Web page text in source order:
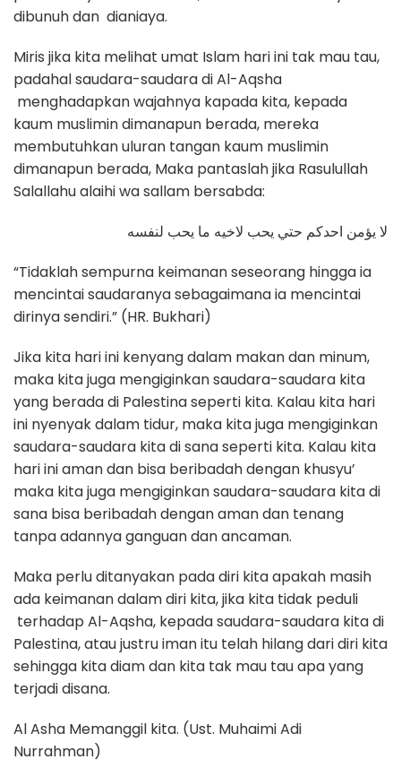
dibunuh dan dianiaya.
Miris jika kita melihat umat Islam hari ini tak mau tau,
padahal saudara-saudara di Al-Aqsha
menghadapkan wajahnya kapada kita, kepada
kaum muslimin dimanapun berada, mereka
membutuhkan uluran tangan kaum muslimin
dimanapun berada, Maka pantaslah jika Rasulullah
Salallahu alaihi wa sallam bersabda:
لا يؤمن احدكم حتي يحب لاخيه ما يحب لنفسه
“Tidaklah sempurna keimanan seseorang hingga ia
mencintai saudaranya sebagaimana ia mencintai
dirinya sendiri.” (HR. Bukhari)
Jika kita hari ini kenyang dalam makan dan minum,
maka kita juga mengiginkan saudara-saudara kita
yang berada di Palestina seperti kita. Kalau kita hari
ini nyenyak dalam tidur, maka kita juga mengiginkan
saudara-saudara kita di sana seperti kita. Kalau kita
hari ini aman dan bisa beribadah dengan khusyu’
maka kita juga mengiginkan saudara-saudara kita di
sana bisa beribadah dengan aman dan tenang
tanpa adannya ganguan dan ancaman.
Maka perlu ditanyakan pada diri kita apakah masih
ada keimanan dalam diri kita, jika kita tidak peduli
terhadap Al-Aqsha, kepada saudara-saudara kita di
Palestina, atau justru iman itu telah hilang dari diri kita
sehingga kita diam dan kita tak mau tau apa yang
terjadi disana.
Al Asha Memanggil kita. (Ust. Muhaimi Adi
Nurrahman)